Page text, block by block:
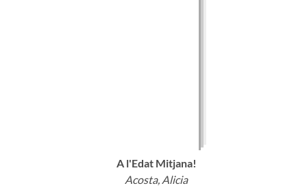
A l'Edat Mitjana!
Acosta, Alicia